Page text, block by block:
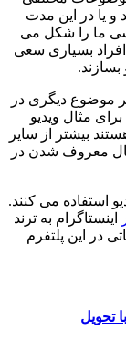
و یا در این مدت
ما را شکل می
بسیاری سعی
بسازند.
موضوع دیگری در
مثال ویدیو
بیشتر از سایر
معروف شدن در
استفاده می کنند.
اینستاگرام به ترند
در این پلتفرم
تحویل